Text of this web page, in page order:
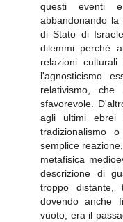
questi eventi
abbandonando
di Stato di
dilemmi perché
relazioni
l'agnosticismo
relativismo,
sfavorevole.
agli ultimi
tradizionalismo
semplice
metafisica
descrizione di
troppo distante,
dovendo anche
vuoto, era il